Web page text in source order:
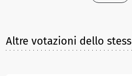
Altre votazioni dello